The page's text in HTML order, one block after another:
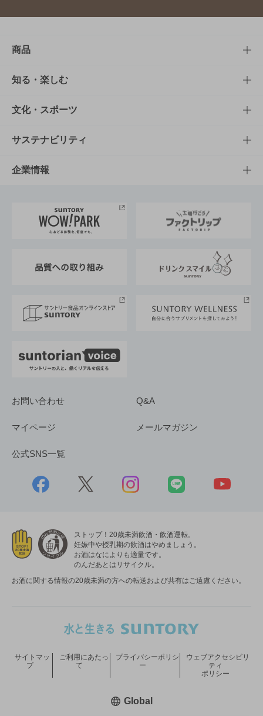
商品
商品TOP
商品一覧
商品発売情報
栄養成分一覧
知る・楽しむ
知る・楽しむTOP
キャンペーン
工場見学
地域情報
文化・スポーツ
文化・スポーツTOP
サントリーホール
サントリーサンバーズ大阪
サステナビリティ
サステナビリティTOP
サントリーが考えるサステナビリティ経営
企業情報
企業概要
採用情報
お問い合わせ Q&A
マイページ メールマガジン
公式SNS一覧
ストップ！20歳未満飲酒・飲酒運転。
妊娠中や授乳期の飲酒はやめましょう。
お酒はなによりも適量です。
のんだあとはリサイクル。
お酒に関する情報の20歳未満の方への転送および共有はご遠慮ください。
サイトマッ
プ
ご利用にあたっ
て
プライバシーポリシ
ー
ウェブアクセシビリ
ティ
ポリシー
Global新しいウィンドウで開く